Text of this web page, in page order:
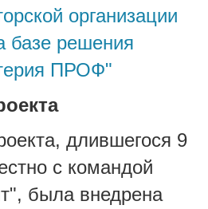
организации
базе решения
ПРОФ"
длившегося 9
с командой
была внедрена